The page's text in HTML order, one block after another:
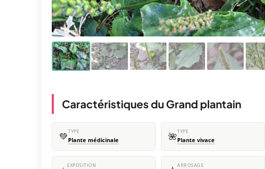
Caractéristiques du Grand plantain
💚TYPE
Plante médicinale 🌺TYPE
Plante vivace
EXPOSITION ARROSAGE